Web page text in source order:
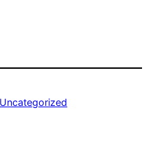
Uncategorized